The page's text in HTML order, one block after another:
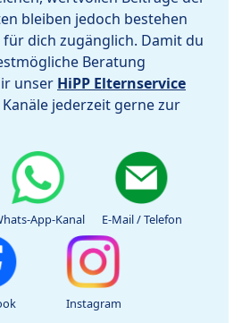
bleiben jedoch bestehen
dich zugänglich. Damit du
Beratung
unser HiPP Elternservice
jederzeit gerne zur
App-Kanal E-Mail / Telefon
Instagram